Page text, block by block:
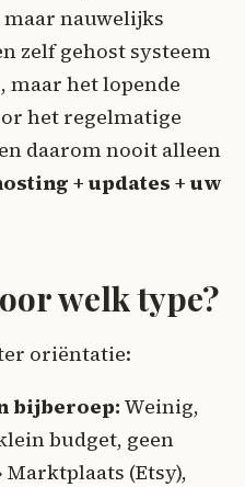
nauwelijks
zelf gehost systeem
maar het lopende
het regelmatige
daarom nooit alleen
+ updates + uw
welk type?
oriëntatie:
bijberoep: Weinig,
budget, geen
(Etsy),